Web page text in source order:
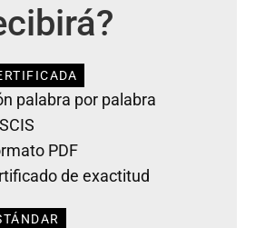
palabra por palabra
PDF
de exactitud